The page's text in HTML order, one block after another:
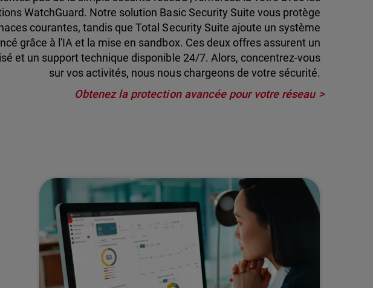
WatchGuard. Notre solution Basic Security Suite vous protège
courantes, tandis que Total Security Suite ajoute un système
grâce à l'IA et la mise en sandbox. Ces deux offres assurent un
et un support technique disponible 24/7. Alors, concentrez-vous
sur vos activités, nous nous chargeons de votre sécurité.
Obtenez la protection avancée pour votre réseau